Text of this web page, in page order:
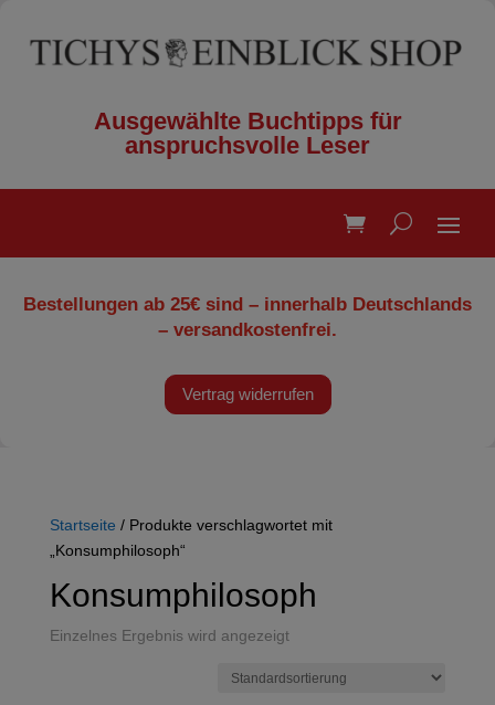
Ausgewählte Buchtipps für
anspruchsvolle Leser
Bestellungen ab 25€ sind – innerhalb Deutschlands
– versandkostenfrei.
Vertrag widerrufen
Startseite / Produkte verschlagwortet mit
„Konsumphilosoph“
Konsumphilosoph
Einzelnes Ergebnis wird angezeigt